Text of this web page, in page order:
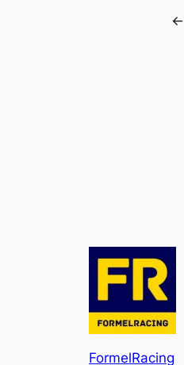
←
FormelRacing